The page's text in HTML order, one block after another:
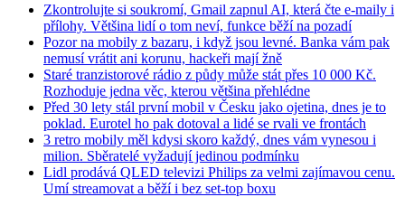
Zkontrolujte si soukromí, Gmail zapnul AI, která čte e-maily i
přílohy. Většina lidí o tom neví, funkce běží na pozadí
Pozor na mobily z bazaru, i když jsou levné. Banka vám pak
nemusí vrátit ani korunu, hackeři mají žně
Staré tranzistorové rádio z půdy může stát přes 10 000 Kč.
Rozhoduje jedna věc, kterou většina přehlédne
Před 30 lety stál první mobil v Česku jako ojetina, dnes je to
poklad. Eurotel ho pak dotoval a lidé se rvali ve frontách
3 retro mobily měl kdysi skoro každý, dnes vám vynesou i
milion. Sběratelé vyžadují jedinou podmínku
Lidl prodává QLED televizi Philips za velmi zajímavou cenu.
Umí streamovat a běží i bez set-top boxu